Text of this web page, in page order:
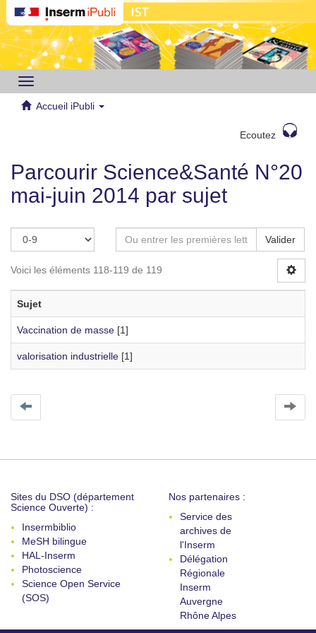
Toggle
navigation
Accueil iPubli
Ecoutez
Parcourir Science&Santé N°20
mai-juin 2014 par sujet
Valider
Voici les éléments 118-119 de 119
Sujet
Vaccination de masse [1]
valorisation industrielle [1]
Sites du DSO (département
Science Ouverte) :
Insermbiblio
MeSH bilingue
HAL-Inserm
Photoscience
Science Open Service
(SOS)
Nos partenaires :
Service des
archives de
l'Inserm
Délégation
Régionale
Inserm
Auvergne
Rhône Alpes